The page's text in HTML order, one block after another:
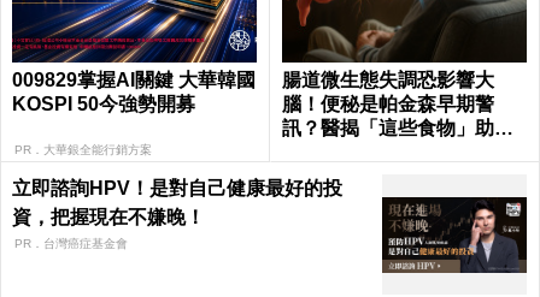
009829掌握AI關鍵 大華韓國
KOSPI 50今強勢開募
PR．大華銀全能行銷方案
腸道微生態失調恐影響大
腦！便秘是帕金森早期警
訊？醫揭「這些食物」助改
立即諮詢HPV！是對自己健康最好的投
資，把握現在不嫌晚！
PR．台灣癌症基金會